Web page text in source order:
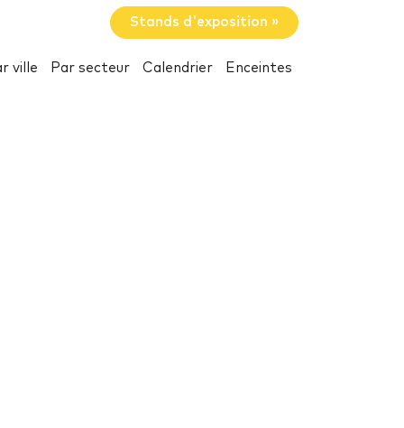
Stands d'exposition »
ville Par secteur Calendrier Enceintes